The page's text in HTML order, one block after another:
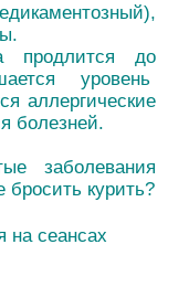
продлится до
уровень
аллергические
болезней.
заболевания
курить?
на сеансах